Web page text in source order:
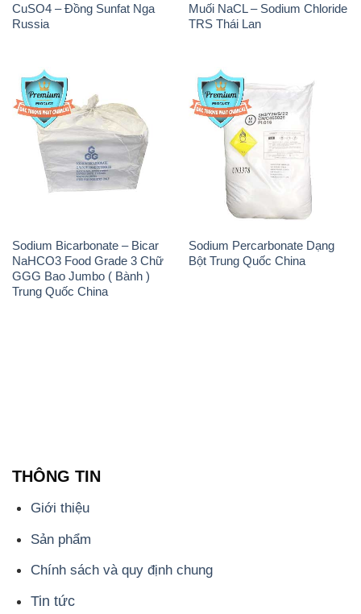
CuSO4 – Đồng Sunfat Nga
Russia
Muối NaCL – Sodium Chloride
TRS Thái Lan
Sodium Bicarbonate – Bicar
NaHCO3 Food Grade 3 Chữ
GGG Bao Jumbo ( Bành )
Trung Quốc China
Sodium Percarbonate Dạng
Bột Trung Quốc China
THÔNG TIN
Giới thiệu
Sản phẩm
Chính sách và quy định chung
Tin tức